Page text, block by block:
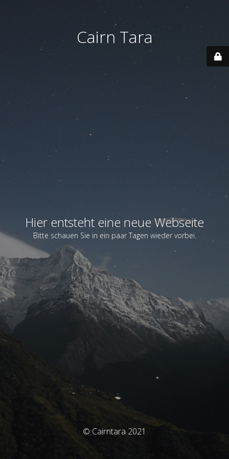
Cairn Tara
Hier entsteht eine neue Webseite
Bitte schauen Sie in ein paar Tagen wieder vorbei.
© Cairntara 2021